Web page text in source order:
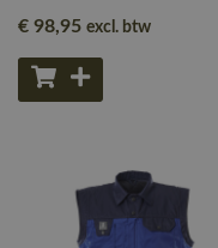
€ 98,95 excl. btw